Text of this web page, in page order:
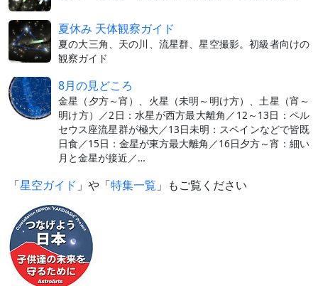
夏休み 天体観察ガイド
夏の大三角、天の川、流星群、星空撮影。初級者向けの
観察ガイド
8月の見どころ
金星（夕方～宵）、火星（未明～明け方）、土星（宵～
明け方）／2日：水星が西方最大離角／12～13日：ペル
セウス座流星群が極大／13日未明：スペインなどで皆既
日食／15日：金星が東方最大離角／16日夕方～宵：細い
月と金星が接近／…
「星空ガイド 」や「特集一覧 」もご覧ください